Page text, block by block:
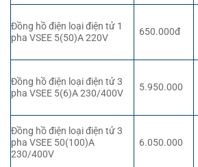
Đồng hồ điện loại điện tử 1
pha VSEE 5(50)A 220V
650.000đ
Đồng hồ điện loại điện tử 3
pha VSEE 5(6)A 230/400V
5.950.000
Đồng hồ điện loại điện tử 3
pha VSEE 50(100)A
230/400V
6.050.000